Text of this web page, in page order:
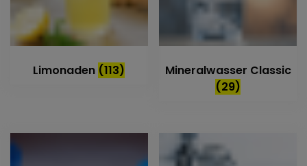
Limonaden (113)
Mineralwasser Classic
(29)